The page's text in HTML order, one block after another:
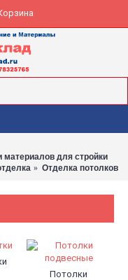
материалов для стройки
Отделка потолков
Потолки